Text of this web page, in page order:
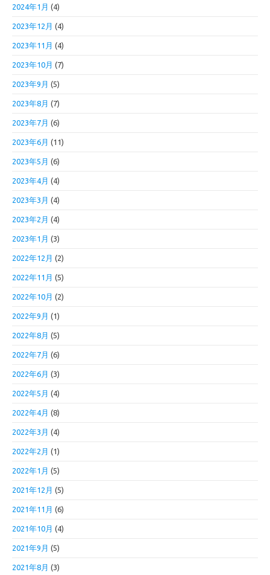
2024年1月 (4)
2023年12月 (4)
2023年11月 (4)
2023年10月 (7)
2023年9月 (5)
2023年8月 (7)
2023年7月 (6)
2023年6月 (11)
2023年5月 (6)
2023年4月 (4)
2023年3月 (4)
2023年2月 (4)
2023年1月 (3)
2022年12月 (2)
2022年11月 (5)
2022年10月 (2)
2022年9月 (1)
2022年8月 (5)
2022年7月 (6)
2022年6月 (3)
2022年5月 (4)
2022年4月 (8)
2022年3月 (4)
2022年2月 (1)
2022年1月 (5)
2021年12月 (5)
2021年11月 (6)
2021年10月 (4)
2021年9月 (5)
2021年8月 (3)